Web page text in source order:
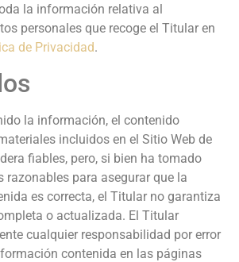
la información relativa al
personales que recoge el Titular en
de Privacidad.
la información, el contenido
incluidos en el Sitio Web de
fiables, pero, si bien ha tomado
razonables para asegurar que la
es correcta, el Titular no garantiza
o actualizada. El Titular
cualquier responsabilidad por error
contenida en las páginas